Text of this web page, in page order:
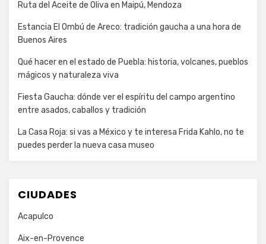
Ruta del Aceite de Oliva en Maipú, Mendoza
Estancia El Ombú de Areco: tradición gaucha a una hora de
Buenos Aires
Qué hacer en el estado de Puebla: historia, volcanes, pueblos
mágicos y naturaleza viva
Fiesta Gaucha: dónde ver el espíritu del campo argentino
entre asados, caballos y tradición
La Casa Roja: si vas a México y te interesa Frida Kahlo, no te
puedes perder la nueva casa museo
CIUDADES
Acapulco
Aix-en-Provence